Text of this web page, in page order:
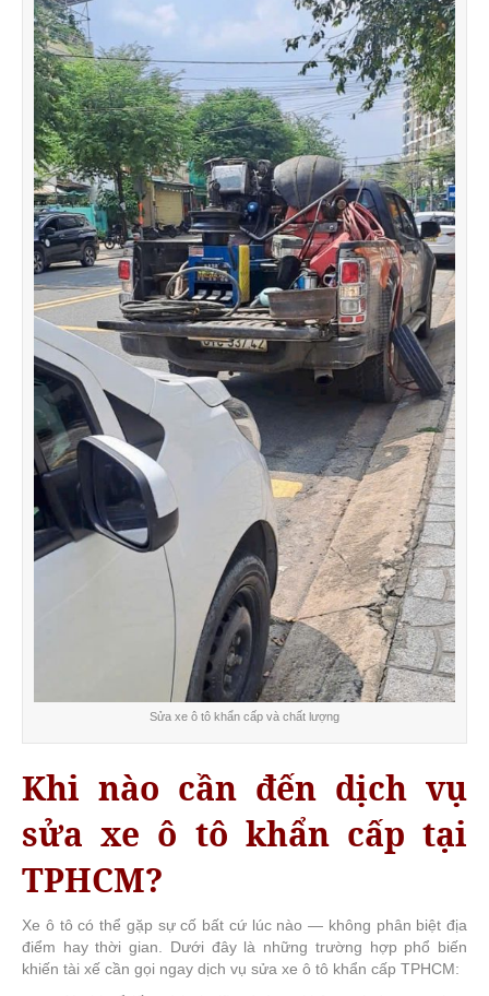
Sửa xe ô tô khẩn cấp và chất lượng
Khi nào cần đến dịch vụ
sửa xe ô tô khẩn cấp tại
TPHCM?
Xe ô tô có thể gặp sự cố bất cứ lúc nào — không phân biệt địa
điểm hay thời gian. Dưới đây là những trường hợp phổ biến
khiến tài xế cần gọi ngay dịch vụ sửa xe ô tô khẩn cấp TPHCM: